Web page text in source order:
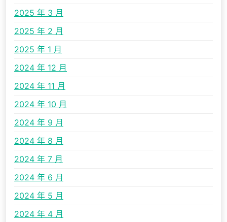
2025 年 3 月
2025 年 2 月
2025 年 1 月
2024 年 12 月
2024 年 11 月
2024 年 10 月
2024 年 9 月
2024 年 8 月
2024 年 7 月
2024 年 6 月
2024 年 5 月
2024 年 4 月